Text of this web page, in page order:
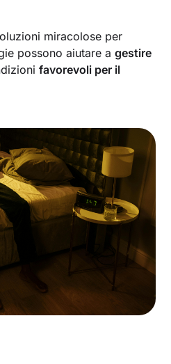
miracolose per
possono aiutare agestire
favorevoli per il